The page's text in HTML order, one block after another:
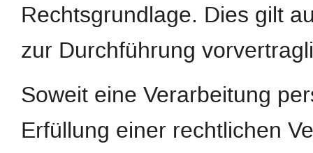
Rechtsgrundlage. Dies gilt
zur Durchführung
Soweit eine Verarbeitung
Erfüllung einer rechtlichen